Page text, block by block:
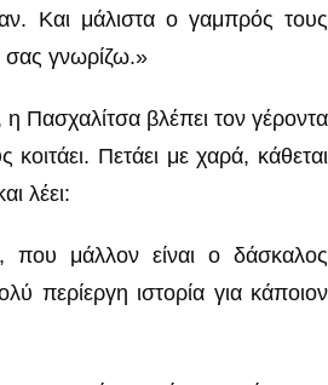
Και μάλιστα ο γαμπρός τους
σας γνωρίζω.»
η Πασχαλίτσα βλέπει τον γέροντα
κοιτάει. Πετάει με χαρά, κάθεται
λέει:
μάλλον είναι ο δάσκαλος
περίεργη ιστορία για κάποιον